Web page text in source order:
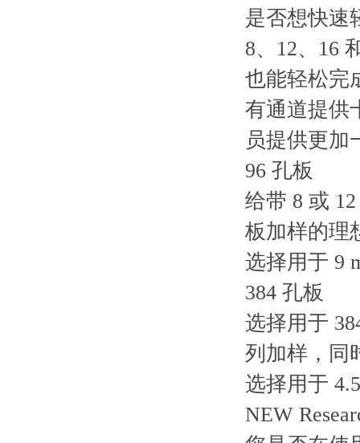
是否想快速
8、12、16
也能轻松完
有通道提供
员提供更加
96 孔板
给带 8 或
板加样的理
选择用于 9
384 孔板
选择用于
列加样，同
选择用于
NEW